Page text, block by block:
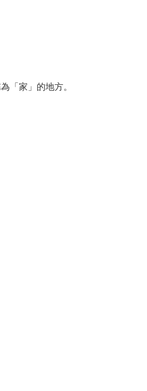
「家」的地方。